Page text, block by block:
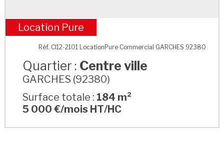
Centre ville
Location Pure
Réf. CI12-2101 LocationPure Commercial GARCHES 92380
Quartier : Centre ville
GARCHES (92380)
Surface totale : 184 m²
5 000 €/mois HT/HC